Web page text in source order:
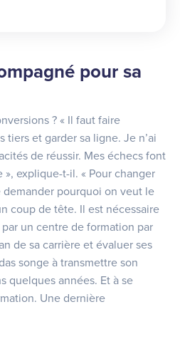
pour sa
? « Il faut faire
et garder sa ligne. Je n’ai
de réussir. Mes échecs font
explique-t-il. « Pour changer
demander pourquoi on veut le
coup de tête. Il est nécessaire
un centre de formation par
de sa carrière et évaluer ses
songe à transmettre son
quelques années. Et à se
Une dernière